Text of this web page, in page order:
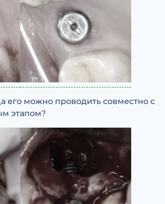
его можно проводить совместно с
этапом?